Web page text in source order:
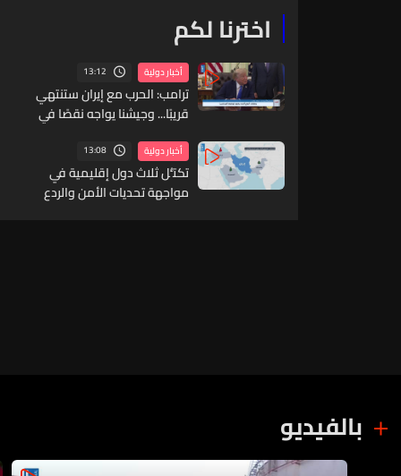
اخترنا لكم
أخبار دولية 13:12
ترامب: الحرب مع إيران ستنتهي
قريبًا... وجيشنا يواجه نقصًا في
أخبار دولية 13:08
تكتُّل ثلاث دول إقليمية في
مواجهة تحديات الأمن والردع
بالفيديو